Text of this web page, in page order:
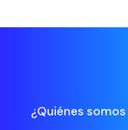
¿Quiénes